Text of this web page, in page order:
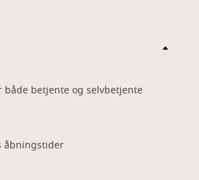
både betjente og selvbetjente
åbningstider